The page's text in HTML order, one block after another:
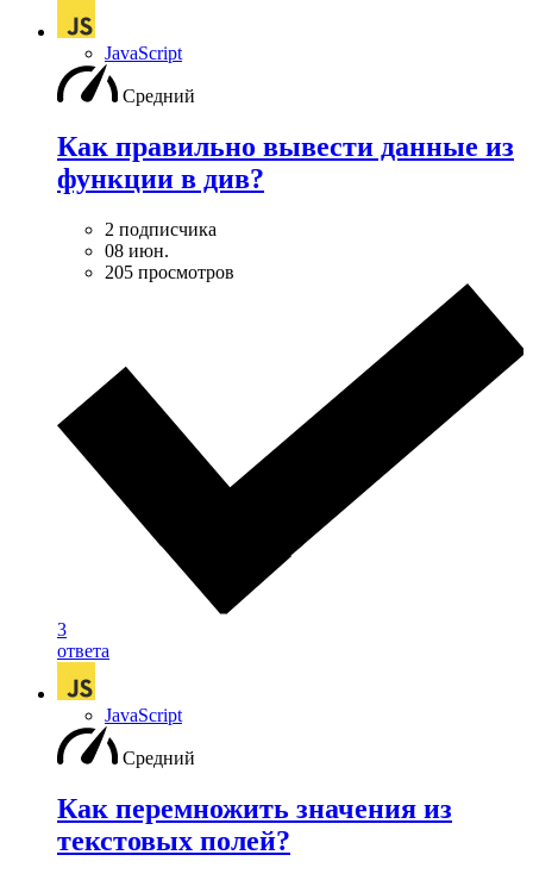
JavaScript
Средний
Как правильно вывести данные из
функции в див?
2 подписчика
08 июн.
205 просмотров
3
ответа
JavaScript
Средний
Как перемножить значения из
текстовых полей?